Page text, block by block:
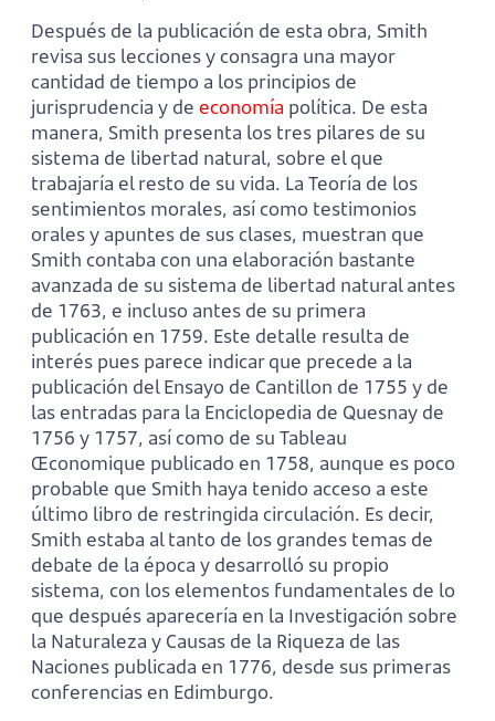
Después de la publicación de esta obra, Smith
revisa sus lecciones y consagra una mayor
cantidad de tiempo a los principios de
jurisprudencia y de economía política. De esta
manera, Smith presenta los tres pilares de su
sistema de libertad natural, sobre el que
trabajaría el resto de su vida. La Teoría de los
sentimientos morales, así como testimonios
orales y apuntes de sus clases, muestran que
Smith contaba con una elaboración bastante
avanzada de su sistema de libertad natural antes
de 1763, e incluso antes de su primera
publicación en 1759. Este detalle resulta de
interés pues parece indicar que precede a la
publicación del Ensayo de Cantillon de 1755 y de
las entradas para la Enciclopedia de Quesnay de
1756 y 1757, así como de su Tableau
Œconomique publicado en 1758, aunque es poco
probable que Smith haya tenido acceso a este
último libro de restringida circulación. Es decir,
Smith estaba al tanto de los grandes temas de
debate de la época y desarrolló su propio
sistema, con los elementos fundamentales de lo
que después aparecería en la Investigación sobre
la Naturaleza y Causas de la Riqueza de las
Naciones publicada en 1776, desde sus primeras
conferencias en Edimburgo.